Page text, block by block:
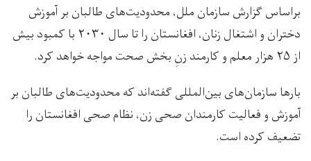
براساس گزارش سازمان ملل، محدودیت‌های طالبان بر آموزش
دختران و اشتغال زنان، افغانستان را تا سال ۲۰۳۰ با کمبود بیش
از ۲۵ هزار معلم و کارمند زنِ بخش صحت مواجه خواهد کرد.
بارها سازمان‌های بین‌المللی گفته‌اند که محدودیت‌های طالبان بر
آموزش و فعالیت کارمندان صحی زن، نظام صحی افغانستان را
تضعیف کرده است.